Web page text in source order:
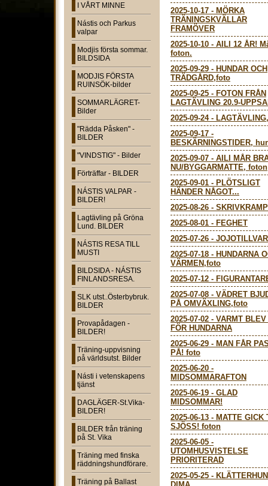
I VÅRT MINNE
Nástis och Parkus
valpar
Modjis första sommar.
BILDSIDA
MODJIS FÖRSTA
RUINSÖK-bilder
SOMMARLÄGRET-
Bilder
"Rädda Påsken" -
BILDER
"VINDSTIG" - Bilder
Förträffar - BILDER
NÁSTIS VALPAR -
BILDER!
Lagtävling på Gröna
Lund. BILDER
NÁSTIS RESA TILL
MUSTI
BILDSIDA - NÁSTIS
FINLANDSRESA.
SLK utst..Österbybruk.
BILDER
Provapådagen -
BILDER!
Träning-uppvisning
på världsutst. Bilder
Násti i vetenskapens
tjänst
DAGLÄGER-St.Vika-
BILDER!
BILDER från träning
på St. Vika
Träning med finska
räddningshundförare.
Träning på Ballast
2025-10-17 - MÖRKA
TRÄNINGSKVÄLLAR
FRAMÖVER
2025-10-10 - AILI 12 ÅR!
foton.
2025-09-29 - HUNDAR OCH
TRÄDGÅRD,foto
2025-09-25 - FOTON FRÅN
LAGTÄVLING 20.9-
2025-09-24-
2025-09-17 -
BESKÄRNINGSTIDER,
2025-09-07 - AILI MÅR
NU/BYGGARMATTE, foton
2025-09-01 - PLÖTSLIGT
HÄNDER NÅGOT...
2025-08-26 - SKRIVKRAMP
2025-08-01 - FEGHET
2025-07-26 -
2025-07-18 - HUNDARNA
VÄRMEN,foto
2025-07-12 -
2025-07-08 - VÄDRET
PÅ OMVÄXLING,foto
2025-07-02 - VARMT BLEV
FÖR HUNDARNA
2025-06-29 - MAN FÅR
PÅ! foto
2025-06-20 -
MIDSOMMARAFTON
2025-06-19 - GLAD
MIDSOMMAR!
2025-06-13 - MATTE GICK
SJÖSS! foton
2025-06-05 -
UTOMHUSVISTELSE
PRIORITERAD
2025-05-25 -